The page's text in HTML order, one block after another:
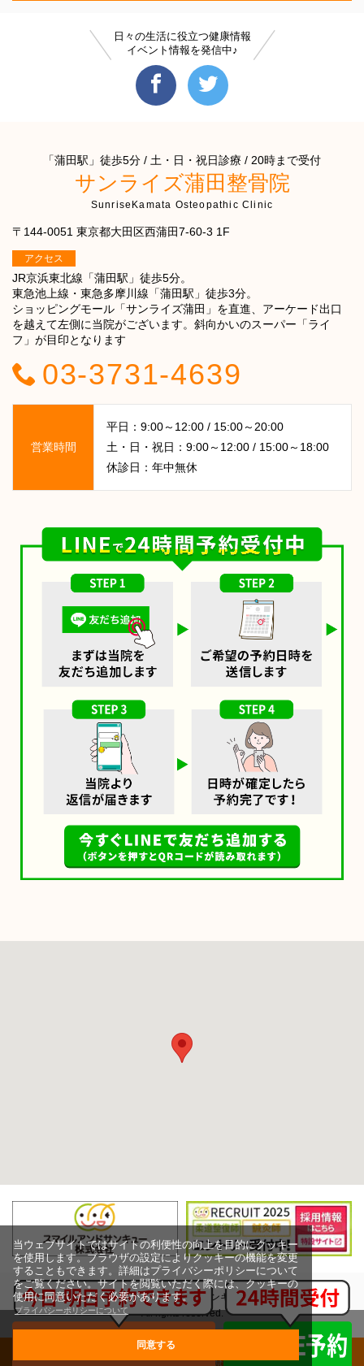
当ウェブサイトではサイトの利便性の向上を目的にクッキー
を使用します。ブラウザの設定によりクッキーの機能を変更
することもできます。詳細はプライバシーポリシーについて
をご覧ください。サイトを閲覧いただく際には、クッキーの
使用に同意いただく必要があります。
プライバシーポリシーについて
同意する
日々の生活に役立つ健康情報
イベント情報を発信中♪
「蒲田駅」徒歩5分 / 土・日・祝日診療 / 20時まで受付
サンライズ蒲田整骨院
SunriseKamata Osteopathic Clinic
〒144-0051 東京都大田区西蒲田7-60-3 1F
アクセス
JR京浜東北線「蒲田駅」徒歩5分。
東急池上線・東急多摩川線「蒲田駅」徒歩3分。
ショッピングモール「サンライズ蒲田」を直進、アーケード出口
を越えて左側に当院がございます。斜向かいのスーパー「ライ
フ」が目印となります
03-3731-4639
営業時間
平日：9:00～12:00 / 15:00～20:00
土・日・祝日：9:00～12:00 / 15:00～18:00
休診日：年中無休
Copyright (c) スマイルアンドサンキュー株式会社,
All rights reserved.
グループ治療院一覧